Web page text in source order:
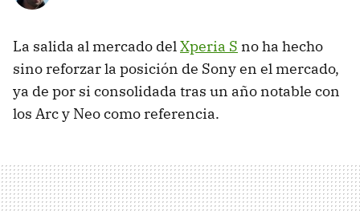
La salida al mercado delXperia S no ha hecho
sino reforzar la posición de Sony en el mercado,
ya de por si consolidada tras un año notable con
los Arc y Neo como referencia.